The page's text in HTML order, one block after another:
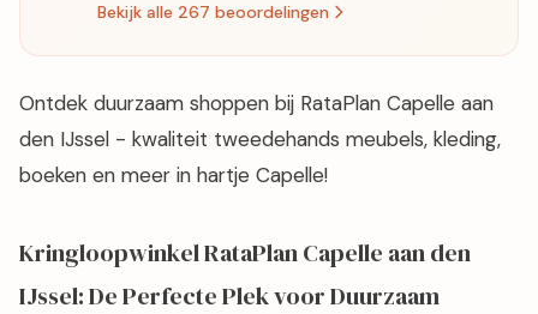
Bekijk alle 267 beoordelingen
Ontdek duurzaam shoppen bij RataPlan Capelle aan
den IJssel - kwaliteit tweedehands meubels, kleding,
boeken en meer in hartje Capelle!
Kringloopwinkel RataPlan Capelle aan den
IJssel: De Perfecte Plek voor Duurzaam